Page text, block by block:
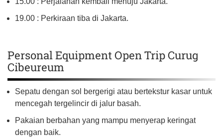
19.00 : Perkiraan tiba di Jakarta.
Personal Equipment Open Trip Curug
Cibeureum
Sepatu dengan sol bergerigi atau bertekstur kasar untuk
mencegah tergelincir di jalur basah.
Pakaian berbahan yang mampu menyerap keringat
dengan baik.